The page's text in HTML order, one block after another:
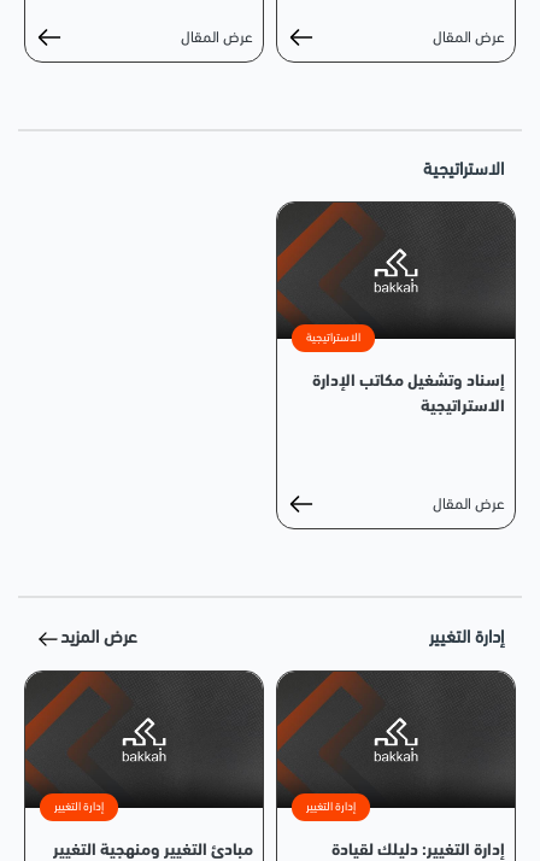
عرض المقال عرض المقال
الاستراتيجية
الاستراتيجية
إسناد وتشغيل مكاتب الإدارة
الاستراتيجية
عرض المقال
إدارة التغيير عرض المزيد
إدارة التغيير
إدارة التغيير: دليلك لقيادة
إدارة التغيير
مبادئ التغيير ومنهجية التغيير